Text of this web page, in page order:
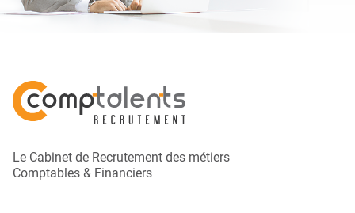
Le Cabinet de Recrutement des métiers
Comptables & Financiers